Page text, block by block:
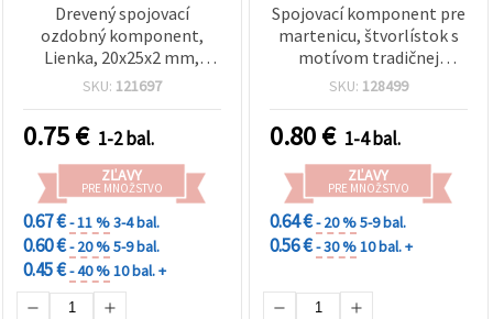
Drevený spojovací
ozdobný komponent,
Lienka, 20x25x2 mm,
otvor: 2 mm – 10 ks
SKU: 121697
0.75€ 1-2 bal.
ZĽAVY
PRE MNOŽSTVO
0.67 €- 11 %3-4 bal.
0.60 €- 20 %5-9 bal.
0.45 €- 40 %10 bal. +
Spojovací komponent pre
martenicu, štvorlístok s
motívom tradičnej
výšivky, 25x25x2 mm,
SKU: 128499
0.80€ 1-4 bal.
ZĽAVY
PRE MNOŽSTVO
0.64 €- 20 %5-9 bal.
0.56 €- 30 %10 bal. +